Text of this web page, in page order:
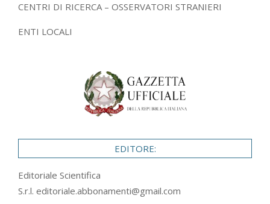
CENTRI DI RICERCA – OSSERVATORI STRANIERI
ENTI LOCALI
EDITORE:
Editoriale Scientifica
S.r.l. editoriale.abbonamenti@gmail.com